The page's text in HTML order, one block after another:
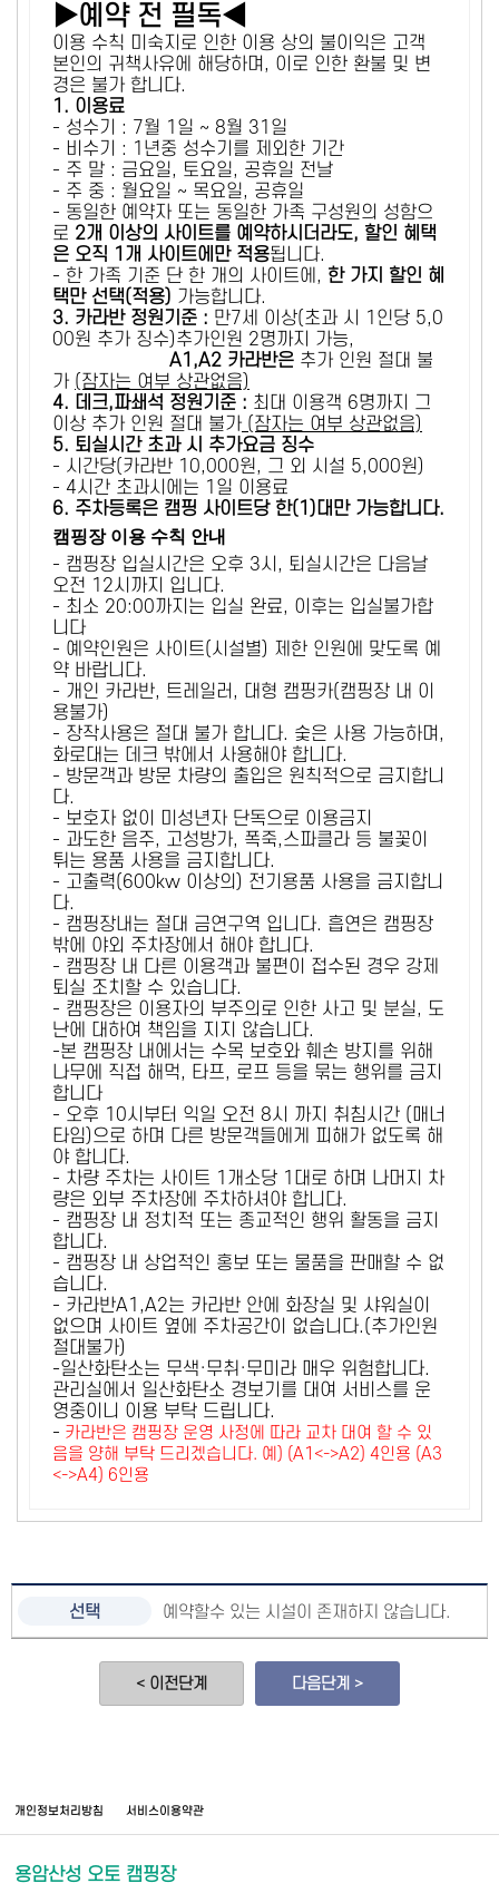
▶예약 전 필독◀
이용 수칙 미숙지로 인한 이용 상의 불이익은 고객
본인의 귀책사유에 해당하며, 이로 인한 환불 및 변
경은 불가 합니다.
1. 이용료
- 성수기 : 7월 1일 ~ 8월 31일
- 비수기 : 1년중 성수기를 제외한 기간
- 주 말 : 금요일, 토요일, 공휴일 전날
- 주 중 : 월요일 ~ 목요일, 공휴일
- 동일한 예약자 또는 동일한 가족 구성원의 성함으
로 2개 이상의 사이트를 예약하시더라도, 할인 혜택
은 오직 1개 사이트에만 적용됩니다.
- 한 가족 기준 단 한 개의 사이트에, 한 가지 할인 혜
택만 선택(적용) 가능합니다.
3. 카라반 정원기준 : 만7세 이상(초과 시 1인당 5,0
00원 추가 징수)추가인원 2명까지 가능,
A1,A2 카라반은 추가 인원 절대 불
가 (잠자는 여부 상관없음)
4. 데크,파쇄석 정원기준 : ​최대 이용객 6명까지 그
이상 추가 인원 절대 불가 (잠자는 여부 상관없음)
5. 퇴실시간 초과 시 추가요금 징수
- 시간당(카라반 10,000원, 그 외 시설 5,000원)
- 4시간 초과시에는 1일 이용료
6. 주차등록은 캠핑 사이트당 한(1)대만 가능합니다.
캠핑장 이용 수칙 안내
- 캠핑장 입실시간은 오후 3시, 퇴실시간은 다음날
오전 12시까지 입니다.
- 최소 20:00까지는 입실 완료, 이후는 입실불가합
니다
- 예약인원은 사이트(시설별) 제한 인원에 맞도록 예
약 바랍니다.
- 개인 카라반, 트레일러, 대형 캠핑카(캠핑장 내 이
용불가)
- 장작사용은 절대 불가 합니다. 숯은 사용 가능하며,
화로대는 데크 밖에서 사용해야 합니다.
- 방문객과 방문 차량의 출입은 원칙적으로 금지합니
다.
- 보호자 없이 미성년자 단독으로 이용금지
- 과도한 음주, 고성방가, 폭죽,스파클라 등 불꽃이
튀는 용품 사용을 금지합니다.
- 고출력(600kw 이상의) 전기용품 사용을 금지합니
다.
- 캠핑장내는 절대 금연구역 입니다. 흡연은 캠핑장
밖에 야외 주차장에서 해야 합니다.
- 캠핑장 내 다른 이용객과 불편이 접수된 경우 강제
퇴실 조치할 수 있습니다.
- 캠핑장은 이용자의 부주의로 인한 사고 및 분실, 도
난에 대하여 책임을 지지 않습니다.
-본 캠핑장 내에서는 수목 보호와 훼손 방지를 위해
나무에 직접 해먹, 타프, 로프 등을 묶는 행위를 금지
합니다
- 오후 10시부터 익일 오전 8시 까지 취침시간 (매너
타임)으로 하며 다른 방문객들에게 피해가 없도록 해
야 합니다.
- 차량 주차는 사이트 1개소당 1대로 하며 나머지 차
량은 외부 주차장에 주차하셔야 합니다.
- 캠핑장 내 정치적 또는 종교적인 행위 활동을 금지
합니다.
- 캠핑장 내 상업적인 홍보 또는 물품을 판매할 수 없
습니다.
- 카라반A1,A2는 카라반 안에 화장실 및 샤워실이
없으며 사이트 옆에 주차공간이 없습니다.(추가인원
절대불가)
-일산화탄소는 무색·무취·무미라 매우 위험합니다.
관리실에서 일산화탄소 경보기를 대여 서비스를 운
영중이니 이용 부탁 드립니다.
- 카라반은 캠핑장 운영 사정에 따라 교차 대여 할 수 있
음을 양해 부탁 드리겠습니다. 예) (A1<->A2) 4인용 (A3
<->A4) 6인용
예약할수 있는 시설이 존재하지 않습니다.
< 이전단계 다음단계 >
개인정보처리방침 서비스이용약관
용암산성 오토 캠핑장